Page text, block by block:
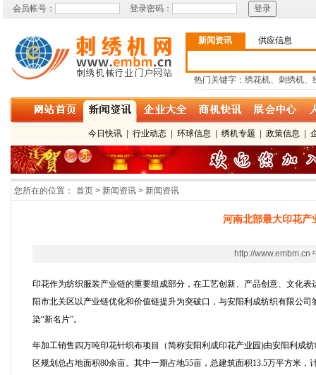
会员帐号： 登录密码：
新闻资讯 供应信息
热门关键字：绣花机、刺绣机、
今日快讯 行业动态 环球信息 绣机专题 政策信息
您所在的位置： 首页 > 新闻资讯 > 新闻资讯
河南北部最大印花产
http://
印花作为纺织服装产业链的重要组成部分，在工艺创新、产品创意、文化
阳市北关区以产业链优化和价值链提升为突破口，与安阳利成纺织有限公
染“新名片”。
年加工销售四万吨印花针织布项目（简称安阳利成印花产业园)由安阳利成
区规划总占地面积80余亩。其中一期占地55亩，总建筑面积13.5万平方米